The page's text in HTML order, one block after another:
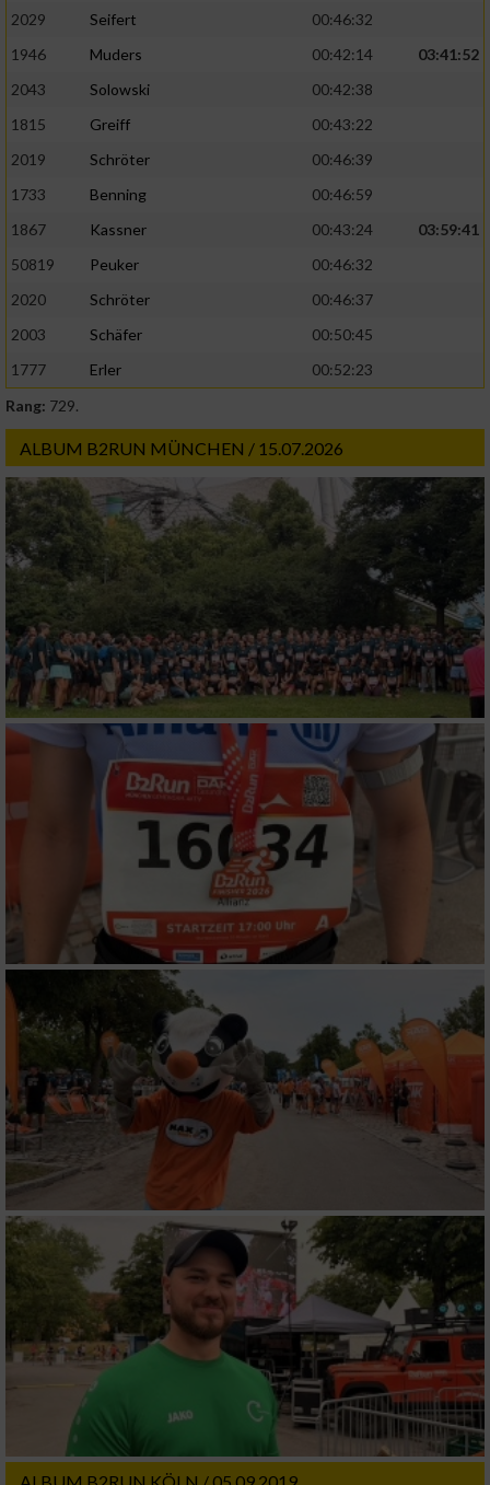
2029
Seifert
00:46:32
1946
Muders 00:42:14
03:41:52
2043
Solowski
00:42:38
1815
Greiff
00:43:22
2019
Schröter
00:46:39
1733
Benning
00:46:59
1867
Kassner 00:43:24
03:59:41
50819
Peuker
00:46:32
2020
Schröter
00:46:37
2003
Schäfer
00:50:45
1777
Erler
00:52:23
Rang: 729.
ALBUM B2RUN MÜNCHEN / 15.07.2026